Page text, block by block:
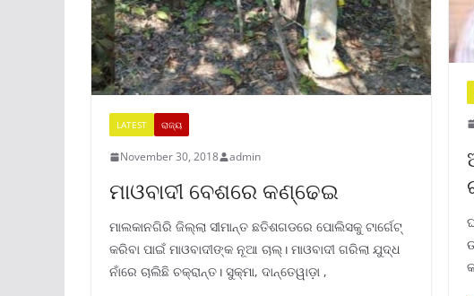
LATEST ରାଜ୍ୟ
November 30, 2018 admin
ମାଓବାଦୀ ବେଶରେ କଣ୍ଢେଇ
ମାଲକାନଗିରି ଜିଲ୍ଲା ସୀମାନ୍ତ ଛତିଶଗଡରେ ପୋଲିସକୁ ଟାର୍ଗେଟ୍
କରିବା ପାଇଁ ମାଓବାଦୀଙ୍କ ନୂଆ ଚାଲ୍। ମାଓବାଦୀ ଗରିଲା ଯୁଦ୍ଧ
ନାଁରେ ଚାଲିଛି ଚକ୍ରାନ୍ତ। ସୁକ୍ମା, ଦାନ୍ତେୱାଡ଼ା ,